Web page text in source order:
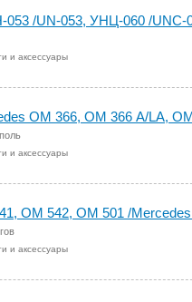
053 /UN-053, УНЦ-060 /UNC-
и аксессуары
ОМ 366, ОМ 366 A/LA,
и аксессуары
ОМ 542, ОМ 501 /Mercedes
и аксессуары